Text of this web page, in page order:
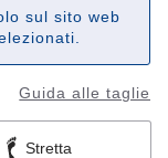
sul sito web
Guida alle taglie
Stretta